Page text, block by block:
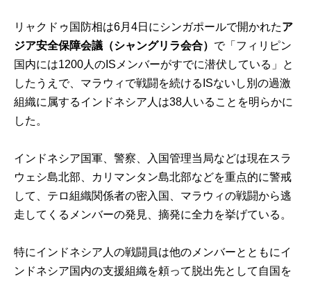
リャクドゥ国防相は6月4日にシンガポールで開かれたア
ジア安全保障会議（シャングリラ会合） で「フィリピン
国内には1200人のISメンバーがすでに潜伏している」と
したうえで、マラウィで戦闘を続けるISないし別の過激
組織に属するインドネシア人は38人いることを明らかに
した。
インドネシア国軍、警察、入国管理当局などは現在スラ
ウェシ島北部、カリマンタン島北部などを重点的に警戒
して、テロ組織関係者の密入国、マラウィの戦闘から逃
走してくるメンバーの発見、摘発に全力を挙げている。
特にインドネシア人の戦闘員は他のメンバーとともにイ
ンドネシア国内の支援組織を頼って脱出先として自国を